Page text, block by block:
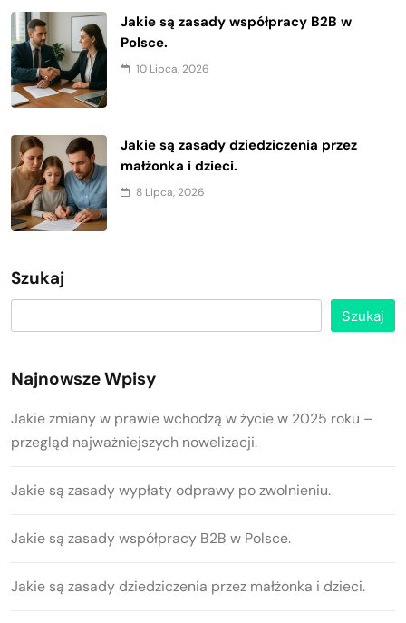
Jakie są zasady współpracy B2B w
Polsce.
10 Lipca, 2026
Jakie są zasady dziedziczenia przez
małżonka i dzieci.
8 Lipca, 2026
Szukaj
Szukaj
Najnowsze Wpisy
Jakie zmiany w prawie wchodzą w życie w 2025 roku –
przegląd najważniejszych nowelizacji.
Jakie są zasady wypłaty odprawy po zwolnieniu.
Jakie są zasady współpracy B2B w Polsce.
Jakie są zasady dziedziczenia przez małżonka i dzieci.